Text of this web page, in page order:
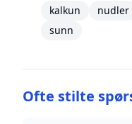
kalkun nudler
sunn
Ofte stilte